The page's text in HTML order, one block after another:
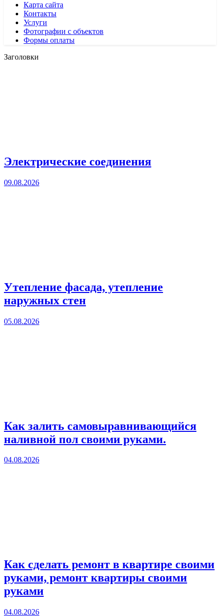
Карта сайта
Контакты
Услуги
Фотографии с объектов
Формы оплаты
Заголовки
Электрические соединения
09.08.2026
Утепление фасада, утепление
наружных стен
05.08.2026
Как залить самовыравнивающийся
наливной пол своими руками.
04.08.2026
Как сделать ремонт в квартире своими
руками, ремонт квартиры своими
руками
04.08.2026